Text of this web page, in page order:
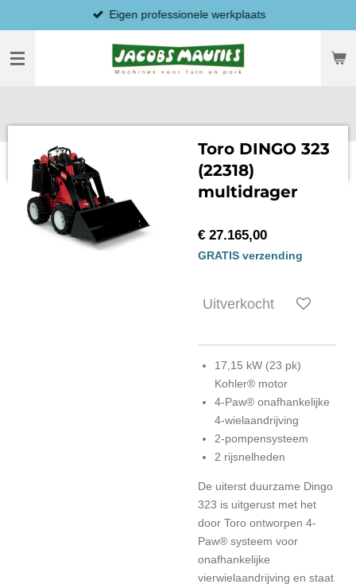
direct
naar
hoofdinhoud
Eigen professionele werkplaats
Toro DINGO 323
(22318)
multidrager
€ 27.165,00
GRATIS verzending
Uitverkocht
17,15 kW (23 pk)
Kohler® motor
4-Paw® onafhankelijke
4-wielaandrijving
2-pompensysteem
2 rijsnelheden
De uiterst duurzame Dingo
323 is uitgerust met het
door Toro ontworpen 4-
Paw® systeem voor
onafhankelijke
vierwielaandrijving en staat